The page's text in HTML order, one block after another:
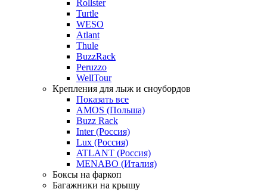
Rollster
Turtle
WESO
Atlant
Thule
BuzzRack
Peruzzo
WellTour
Крепления для лыж и сноубордов
Показать все
AMOS (Польша)
Buzz Rack
Inter (Россия)
Lux (Россия)
ATLANT (Россия)
MENABO (Италия)
Боксы на фаркоп
Багажники на крышу